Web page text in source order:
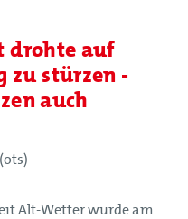
drohte auf
zu stürzen -
auch
-
Alt-Wetter wurde am